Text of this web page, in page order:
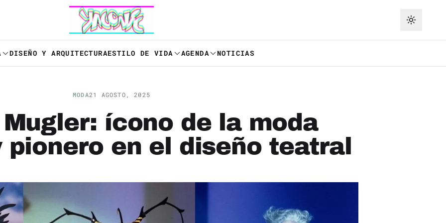
DISEÑO Y ARQUITECTURAESTILO DE VIDA AGENDA NOTICIAS
MODA21 AGOSTO, 2025
ícono de la moda
en el diseño teatral